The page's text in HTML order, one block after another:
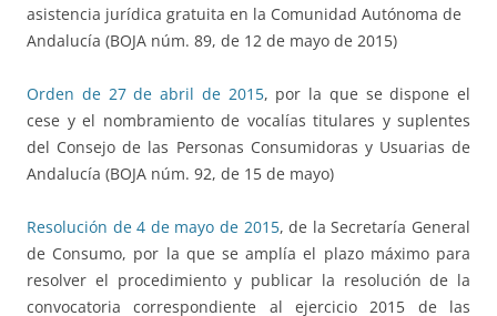
asistencia jurídica gratuita en la Comunidad Autónoma de
Andalucía (BOJA núm. 89, de 12 de mayo de 2015)
Orden de 27 de abril de 2015, por la que se dispone el
cese y el nombramiento de vocalías titulares y suplentes
del Consejo de las Personas Consumidoras y Usuarias de
Andalucía (BOJA núm. 92, de 15 de mayo)
Resolución de 4 de mayo de 2015, de la Secretaría General
de Consumo, por la que se amplía el plazo máximo para
resolver el procedimiento y publicar la resolución de la
convocatoria correspondiente al ejercicio 2015 de las